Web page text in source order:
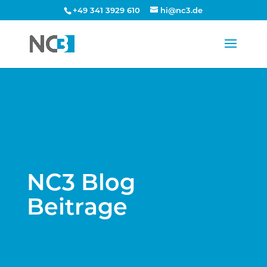
+49 341 3929 610 hi@nc3.de
NC3 Blog
Beitrage